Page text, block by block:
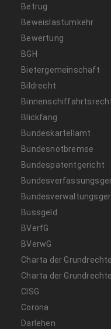
Betrug
Beweislastumkehr
Bewertung
BGH
Bietergemeinschaft
Bildrecht
Blickfang
Bundeskartellamt
Bundesnotbremse
Bundespatentgericht
Bussgeld
BVerfG
BVerwG
Charta der
Charta der
CISG
Corona
Darlehen